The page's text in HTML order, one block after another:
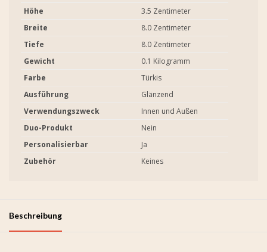
Höhe
3.5 Zentimeter
Breite
8.0 Zentimeter
Tiefe
8.0 Zentimeter
Gewicht
0.1 Kilogramm
Farbe
Türkis
Ausführung
Glänzend
Verwendungszweck
Innen und Außen
Duo-Produkt
Nein
Personalisierbar
Ja
Zubehör
Keines
Beschreibung